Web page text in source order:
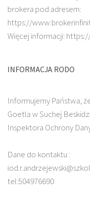
brokera pod adresem:
https://
Więcej informacji:
INFORMACJA RODO
Informujemy Państwa,
Goetla w Suchej
Inspektora Ochrony
Dane do kontaktu :
tel:504976690